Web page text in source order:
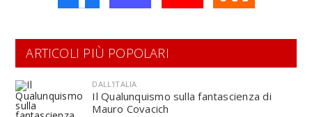
ARTICOLI PIÙ POPOLARI
DALL'ITALIA
Il Qualunquismo sulla fantascienza di
Mauro Covacich